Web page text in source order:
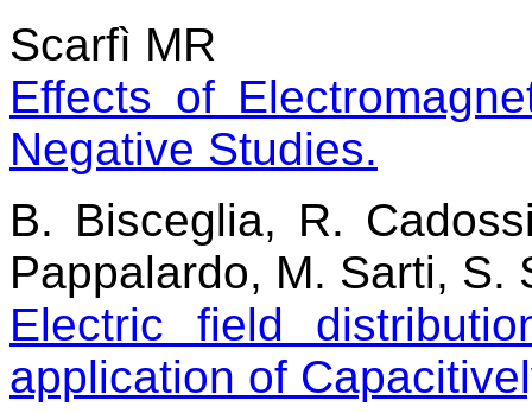
Scarfì MR
Effects of
Negative Studies.
B. Bisceglia, R.
Pappalardo, M. Sarti, S.
Electric field
application of